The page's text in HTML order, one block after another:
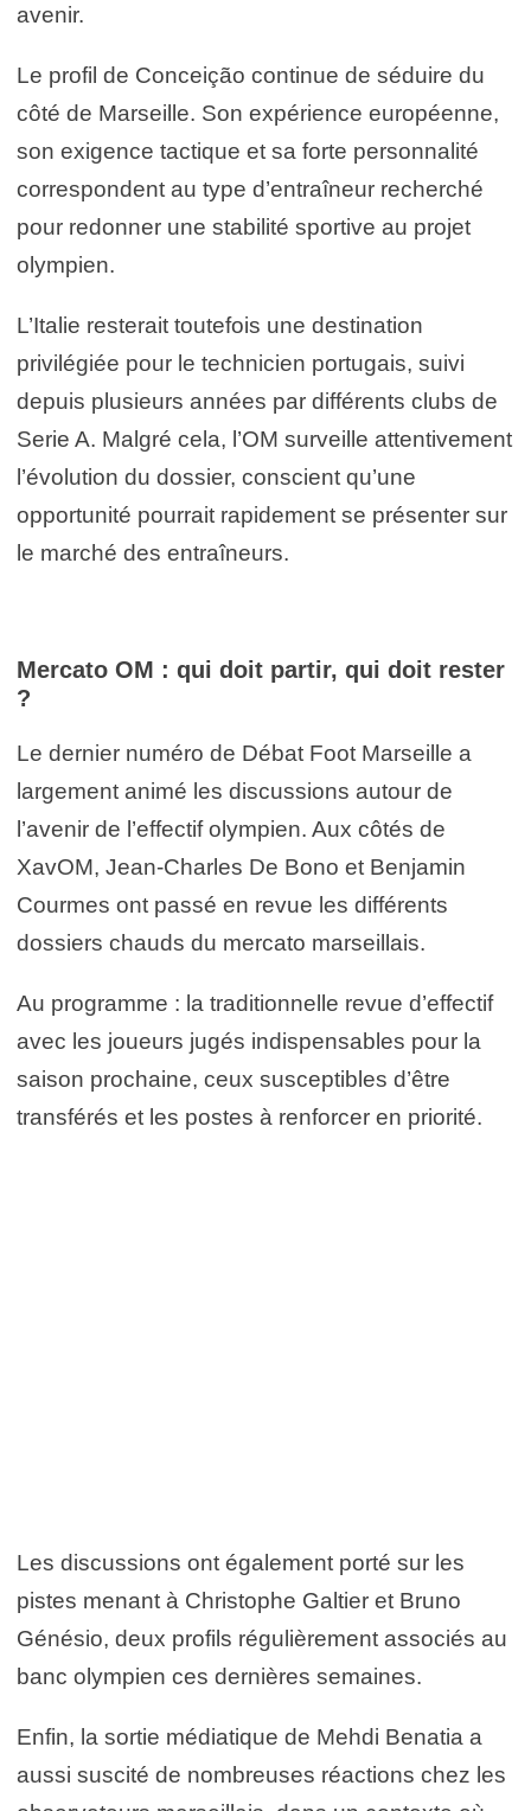
avenir.
Le profil de Conceição continue de séduire du
côté de Marseille. Son expérience européenne,
son exigence tactique et sa forte personnalité
correspondent au type d’entraîneur recherché
pour redonner une stabilité sportive au projet
olympien.
L’Italie resterait toutefois une destination
privilégiée pour le technicien portugais, suivi
depuis plusieurs années par différents clubs de
Serie A. Malgré cela, l’OM surveille attentivement
l’évolution du dossier, conscient qu’une
opportunité pourrait rapidement se présenter sur
le marché des entraîneurs.
Mercato OM : qui doit partir, qui doit rester
?
Le dernier numéro de Débat Foot Marseille a
largement animé les discussions autour de
l’avenir de l’effectif olympien. Aux côtés de
XavOM, Jean-Charles De Bono et Benjamin
Courmes ont passé en revue les différents
dossiers chauds du mercato marseillais.
Au programme : la traditionnelle revue d’effectif
avec les joueurs jugés indispensables pour la
saison prochaine, ceux susceptibles d’être
transférés et les postes à renforcer en priorité.
Les discussions ont également porté sur les
pistes menant à Christophe Galtier et Bruno
Génésio, deux profils régulièrement associés au
banc olympien ces dernières semaines.
Enfin, la sortie médiatique de Mehdi Benatia a
aussi suscité de nombreuses réactions chez les